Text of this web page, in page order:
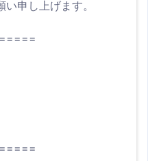
申し上げます。